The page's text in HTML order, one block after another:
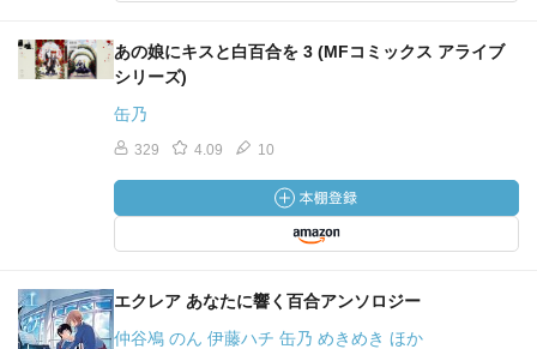
あの娘にキスと白百合を 3 (MFコミックス アライブ
シリーズ)
缶乃
329 4.09 10
エクレア あなたに響く百合アンソロジー
仲谷鳰 のん 伊藤ハチ 缶乃 めきめき ほか